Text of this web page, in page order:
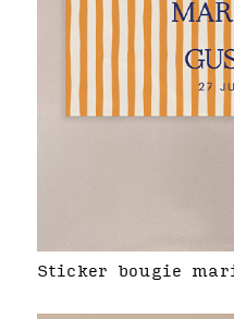
Sticker bougie